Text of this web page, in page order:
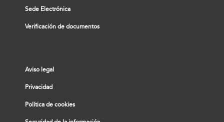
Sede Electrónica
Verificación de documentos
Aviso legal
Privacidad
Política de cookies